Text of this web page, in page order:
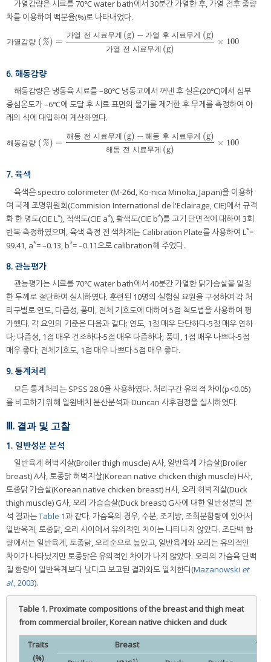
가열감량은 시료를 70℃ water bath에서 30분간 가열한 후, 가열 전후 중량
차를 이용하여 백분율(%)로 나타내었다.
가열 감량 ( %) =
가열 전 시 료무게 (g) − 가열 후 시 료무게 (g)
가열 전 시 료무게 (g)
× 100
가열감량( % )=가열 전 시료무게(g)−가열 후 시료무게(g)가열 전 시료무게(g )×100
6. 해동감량
해동감량은 냉동육 시료를 –80℃ 냉동고에서 꺼낸 후 실온(20℃)에서 심부
중심온도가 –6℃에 도달 후 시료 표면의 물기를 제거한 후 무게를 측정하여 아
래의 식에 대입하여 계산하였다.
해 동감량 ( %) =
해 동 전 시 료무게 (g) − 해 동 후 시 료무게 (g)
해 동 전 시 료무게 (g)
× 100
해동감량( % )=해동 전 시료무게(g)−해동 후 시료무게(g)해동 전 시료무게(g )×100
7. 육색
육색은 spectro colorimeter (M-26d, Ko-nica Minolta, Japan)을 이용하
여 국제 조명위원회(Commision International de l'Eclairage, CIE)에서 규격
화 한 명도(CIE L *), 적색도(CIE a*), 황색도(CIE b*)를 고기 단면적에 대하여 3회
반복 측정하였으며, 육색 측정 전 색차계는 Calibration Plate를 사용하여 L *=
99.41, a*= –0.13, b*= –0.11으로 calibration해 주었다.
8. 관능평가
관능평가는 시료를 70℃ water bath에서 40분간 가열한 닭가슴살을 일정
한 두께로 절단하여 실시하였다. 훈련된 10명의 실험실 요원을 구성하여 각 처
리구별로 연도, 다즙성, 풍미, 전체 기호도에 대하여 5점 척도법을 사용하여 평
가했다. 각 요인의 기준은 다음과 같다: 연도, 1점 매우 단단하다-5점 매우 연하
다; 다즙성, 1점 매우 건조하다-5점 매우 다즙하다; 풍미, 1점 매우 나쁘다-5점
매우 좋다; 전체기호도, 1점 매우 나쁘다-5점 매우 좋다.
9. 통계처리
모든 통계처리는 SPSS 28.0을 사용하였다. 처리구간 유의적 차이(p<0.05)
를 비교하기 위해 일원배치 분산분석과 Duncan 사후검정을 실시하였다.
Ⅲ. 결과 및 고찰
1. 일반성분 분석
일반육계 허벅지살(Broiler thigh muscle) A사, 일반육계 가슴살(Broiler
breast) A사, 토종닭 허벅지살(Korean native chicken thigh muscle) H사,
토종닭 가슴살(Korean native chicken breast) H사, 오리 허벅지살(Duck
thigh muscle) G사, 오리 가슴슴살(Duck breast) G사에 대한 일반성분의 분
석 결과는Table 1과 같다. 가슴육의 경우, 수분, 조지방, 조회분함량에 있어서
일반육계, 토종닭, 오리 사이에서 유의적인 차이는 나타나지 않았다. 조단백 함
량에서는 일반육계, 토종닭, 오리순으로 높았고, 일반육계와 오리는 유의적인
차이가 나타났지만 토종닭은 유의적인 차이가 나지 않았다. 오리의 가슴육 단백
질 함량이 일반육계보다 낮다고 보고된 결과와도 일치한다(Mazanowski et
al., 2003).
Table 1.Proximate compositions of the breast and thigh meat
from commercial broiler, Korean native chicken and duck
Traits
(%)
Breast